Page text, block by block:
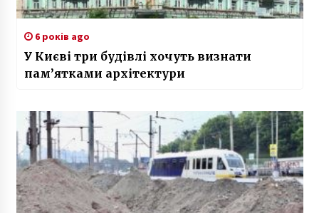
6 років ago
У Києві три будівлі хочуть визнати
пам’ятками архітектури